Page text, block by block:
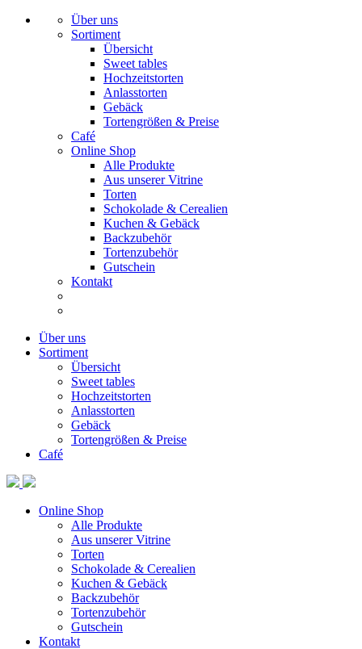
Über uns
Sortiment
Übersicht
Sweet tables
Hochzeitstorten
Anlasstorten
Gebäck
Tortengrößen & Preise
Café
Online Shop
Alle Produkte
Aus unserer Vitrine
Torten
Schokolade & Cerealien
Kuchen & Gebäck
Backzubehör
Tortenzubehör
Gutschein
Kontakt
Über uns
Sortiment
Übersicht
Sweet tables
Hochzeitstorten
Anlasstorten
Gebäck
Tortengrößen & Preise
Café
Online Shop
Alle Produkte
Aus unserer Vitrine
Torten
Schokolade & Cerealien
Kuchen & Gebäck
Backzubehör
Tortenzubehör
Gutschein
Kontakt